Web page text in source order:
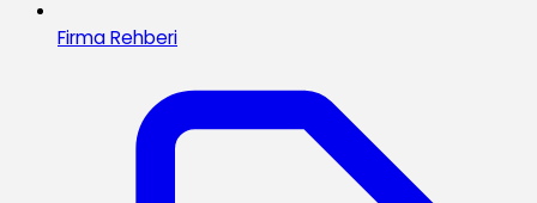
Firma Rehberi